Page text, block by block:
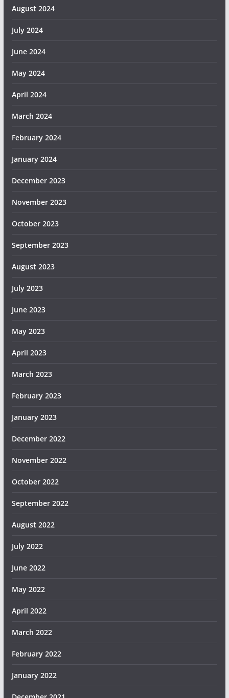
August 2024
July 2024
June 2024
May 2024
April 2024
March 2024
February 2024
January 2024
December 2023
November 2023
October 2023
September 2023
August 2023
July 2023
June 2023
May 2023
April 2023
March 2023
February 2023
January 2023
December 2022
November 2022
October 2022
September 2022
August 2022
July 2022
June 2022
May 2022
April 2022
March 2022
February 2022
January 2022